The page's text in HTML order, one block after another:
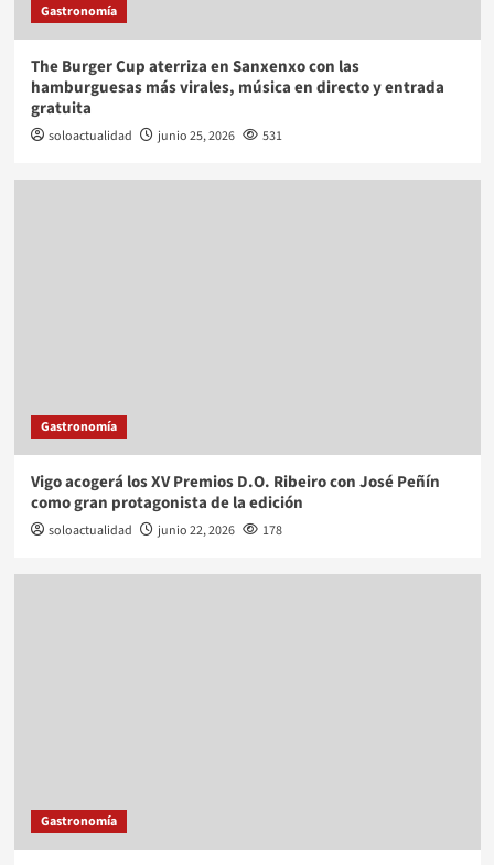
Gastronomía
The Burger Cup aterriza en Sanxenxo con las
hamburguesas más virales, música en directo y entrada
gratuita
soloactualidad junio 25, 2026 531
Gastronomía
Vigo acogerá los XV Premios D.O. Ribeiro con José Peñín
como gran protagonista de la edición
soloactualidad junio 22, 2026 178
Gastronomía